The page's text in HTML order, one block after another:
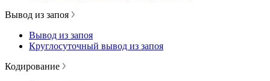
Вывод из запоя
Вывод из запоя
Круглосуточный вывод из запоя
Кодирование